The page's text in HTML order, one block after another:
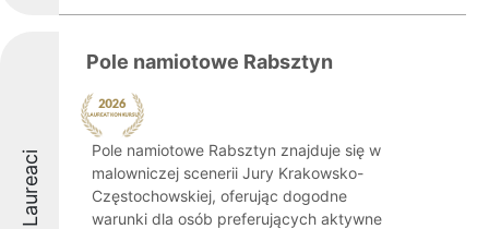
Laureaci
Pole namiotowe Rabsztyn
Pole namiotowe Rabsztyn znajduje się w
malowniczej scenerii Jury Krakowsko-
Częstochowskiej, oferując dogodne
warunki dla osób preferujących aktywne